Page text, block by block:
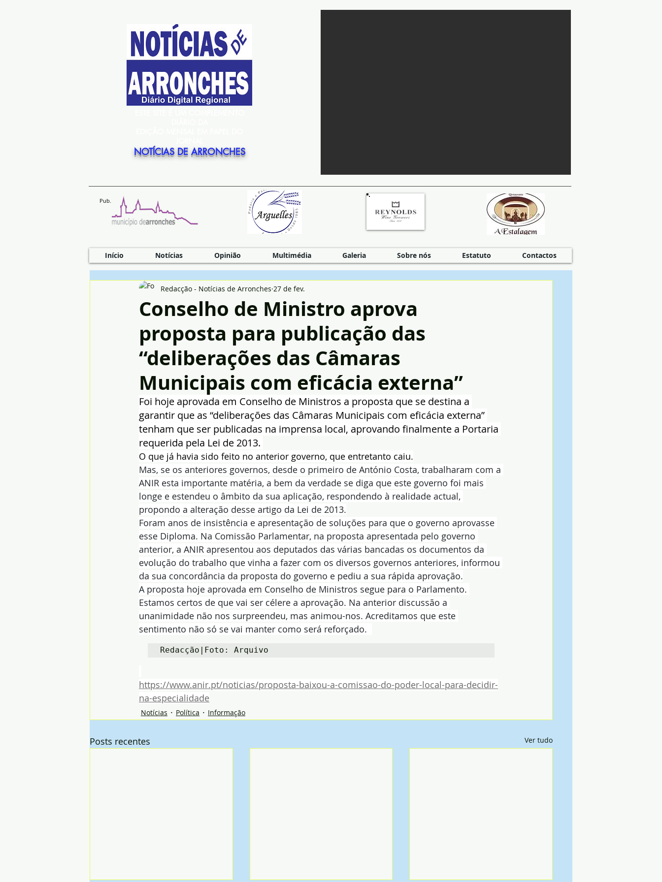
NOTÍCIAS DE ARRONCHES
Pub.
Início Notícias Opinião Multimédia Galeria Sobre nós Estatuto Contactos
Conselho de Ministro aprova
proposta para publicação das
“deliberações das Câmaras
Municipais com eficácia externa”
Redacção - Notícias de Arronches 27 de fev.
Foi hoje aprovada em Conselho de Ministros a proposta que se destina a
garantir que as “deliberações das Câmaras Municipais com eficácia externa”
tenham que ser publicadas na imprensa local, aprovando finalmente a Portaria
requerida pela Lei de 2013.
O que já havia sido feito no anterior governo, que entretanto caiu.
Mas, se os anteriores governos, desde o primeiro de António Costa, trabalharam com a
ANIR esta importante matéria, a bem da verdade se diga que este governo foi mais
longe e estendeu o âmbito da sua aplicação, respondendo à realidade actual,
propondo a alteração desse artigo da Lei de 2013.
Foram anos de insistência e apresentação de soluções para que o governo aprovasse
esse Diploma. Na Comissão Parlamentar, na proposta apresentada pelo governo
anterior, a ANIR apresentou aos deputados das várias bancadas os documentos da
evolução do trabalho que vinha a fazer com os diversos governos anteriores, informou
da sua concordância da proposta do governo e pediu a sua rápida aprovação.
A proposta hoje aprovada em Conselho de Ministros segue para o Parlamento.
Estamos certos de que vai ser célere a aprovação. Na anterior discussão a
unanimidade não nos surpreendeu, mas animou-nos. Acreditamos que este
sentimento não só se vai manter como será reforçado.
Redacção|Foto: Arquivo
https://www.anir.pt/noticias/proposta-baixou-a-comissao-do-poder-local-para-decidir-
na-especialidade
Notícias Política Informação
Posts recentes Ver tudo